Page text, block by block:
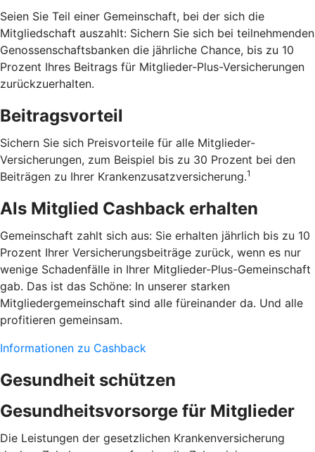
Seien Sie Teil einer Gemeinschaft, bei der sich die
Mitgliedschaft auszahlt: Sichern Sie sich bei teilnehmenden
Genossenschaftsbanken die jährliche Chance, bis zu 10
Prozent Ihres Beitrags für Mitglieder-Plus-Versicherungen
zurückzuerhalten.
Beitragsvorteil
Sichern Sie sich Preisvorteile für alle Mitglieder-
Versicherungen, zum Beispiel bis zu 30 Prozent bei den
Beiträgen zu Ihrer Krankenzusatzversicherung.1
Als Mitglied Cashback erhalten
Gemeinschaft zahlt sich aus: Sie erhalten jährlich bis zu 10
Prozent Ihrer Versicherungsbeiträge zurück, wenn es nur
wenige Schadenfälle in Ihrer Mitglieder-Plus-Gemeinschaft
gab. Das ist das Schöne: In unserer starken
Mitgliedergemeinschaft sind alle füreinander da. Und alle
profitieren gemeinsam.
Informationen zu Cashback
Gesundheit schützen
Gesundheitsvorsorge für Mitglieder
Die Leistungen der gesetzlichen Krankenversicherung